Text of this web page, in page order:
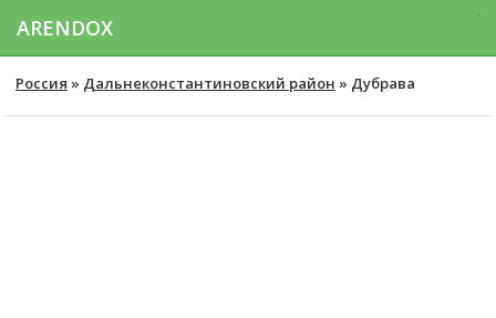
ARENDOX
Россия » Дальнеконстантиновский район » Дубрава